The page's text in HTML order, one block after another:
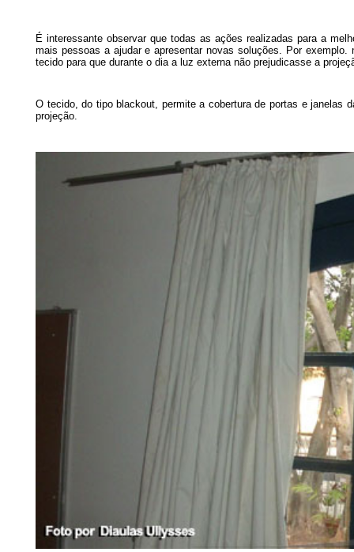
É interessante observar que todas as ações realizadas para a
mais pessoas a ajudar e apresentar novas soluções. Por
tecido para que durante o dia a luz externa não prejudicasse a
O tecido, do tipo blackout, permite a cobertura de portas e janelas
projeção.